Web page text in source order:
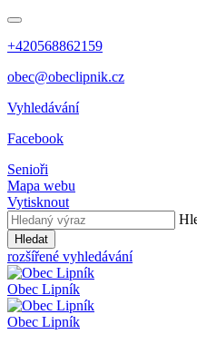
+420568862159
obec@obeclipnik.cz
Vyhledávání
Facebook
Senioři
Mapa webu
Vytisknout
Hledat
rozšířené vyhledávání
Obec Lipník
Obec Lipník